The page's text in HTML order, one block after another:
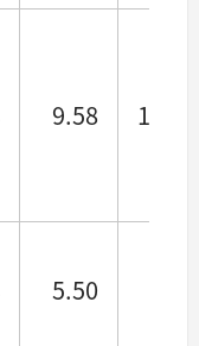
9.58 11.06
5.50